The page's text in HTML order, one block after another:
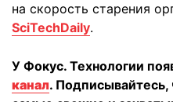
на скорость старения
SciTechDaily.
У Фокус. Технологии
канал. Подписывайтесь,